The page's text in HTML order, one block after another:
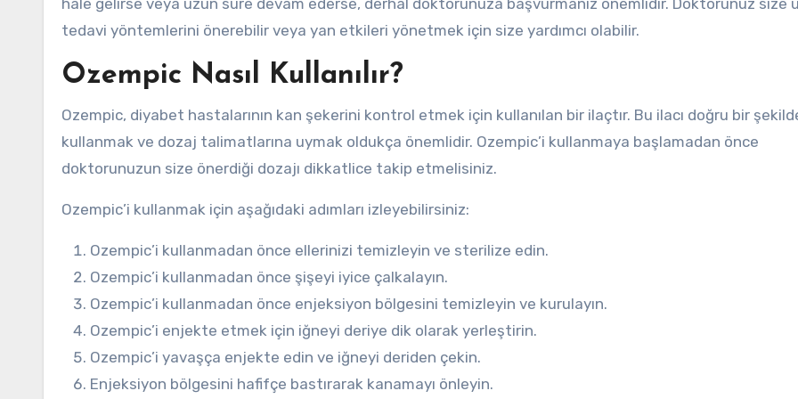
hale gelirse veya uzun süre devam ederse, derhal doktorunuza başvurmanız önemlidir. Doktorunuz size
tedavi yöntemlerini önerebilir veya yan etkileri yönetmek için size yardımcı olabilir.
Ozempic Nasıl Kullanılır?
Ozempic, diyabet hastalarının kan şekerini kontrol etmek için kullanılan bir ilaçtır. Bu ilacı doğru bir
kullanmak ve dozaj talimatlarına uymak oldukça önemlidir. Ozempic’i kullanmaya başlamadan önce
doktorunuzun size önerdiği dozajı dikkatlice takip etmelisiniz.
Ozempic’i kullanmak için aşağıdaki adımları izleyebilirsiniz:
Ozempic’i kullanmadan önce ellerinizi temizleyin ve sterilize edin.
Ozempic’i kullanmadan önce şişeyi iyice çalkalayın.
Ozempic’i kullanmadan önce enjeksiyon bölgesini temizleyin ve kurulayın.
Ozempic’i enjekte etmek için iğneyi deriye dik olarak yerleştirin.
Ozempic’i yavaşça enjekte edin ve iğneyi deriden çekin.
Enjeksiyon bölgesini hafifçe bastırarak kanamayı önleyin.